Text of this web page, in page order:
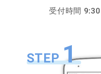
受付時間
STEP 1